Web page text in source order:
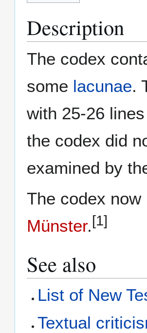
Description
The codex
some lacunae.
with 25-26
the codex did
examined by
The codex
Münster. [1]
See also
List of New
Textual